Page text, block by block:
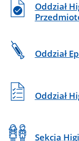
Oddział
Oddział
Oddział
Sekcja